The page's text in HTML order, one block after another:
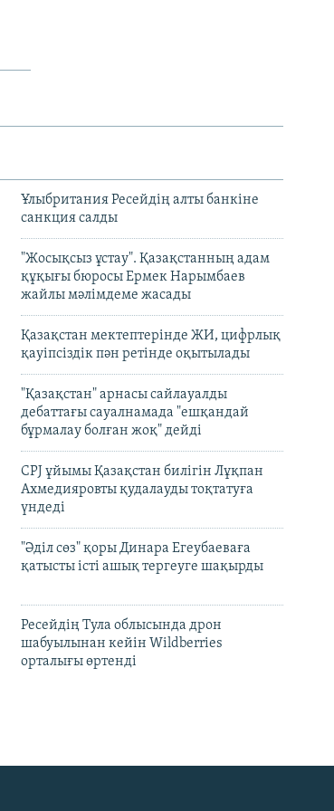
Ұлыбритания Ресейдің алты банкіне
санкция салды
"Жосықсыз ұстау". Қазақстанның адам
құқығы бюросы Ермек Нарымбаев
жайлы мәлімдеме жасады
Қазақстан мектептерінде ЖИ, цифрлық
қауіпсіздік пән ретінде оқытылады
"Қазақстан" арнасы сайлауалды
дебаттағы сауалнамада "ешқандай
бұрмалау болған жоқ" дейді
CPJ ұйымы Қазақстан билігін Лұқпан
Ахмедияровты қудалауды тоқтатуға
үндеді
"Әділ сөз" қоры Динара Егеубаеваға
қатысты істі ашық тергеуге шақырды
Ресейдің Тула облысында дрон
шабуылынан кейін Wildberries
орталығы өртенді